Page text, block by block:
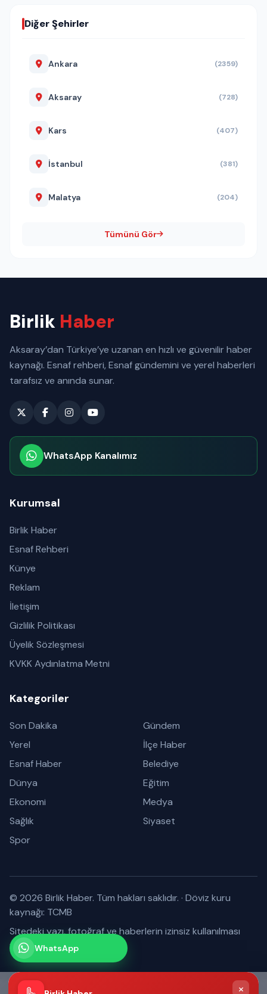
Diğer Şehirler
Ankara (2359)
Aksaray (728)
Kars (407)
İstanbul (381)
Malatya (204)
Tümünü Gör
Birlik Haber
Aksaray’dan Türkiye’ye uzanan en hızlı ve güvenilir haber
kaynağı. Esnaf rehberi, Esnaf gündemini ve yerel haberleri
tarafsız ve anında sunar.
WhatsApp Kanalımız
Kurumsal
Birlik Haber
Esnaf Rehberi
Künye
Reklam
İletişim
Gizlilik Politikası
Üyelik Sözleşmesi
KVKK Aydınlatma Metni
Kategoriler
Son Dakika
Gündem
Yerel
İlçe Haber
Esnaf Haber
Belediye
Dünya
Eğitim
Ekonomi
Medya
Sağlık
Siyaset
Spor
© 2026 Birlik Haber. Tüm hakları saklıdır. · Döviz kuru
kaynağı: TCMB
Sitedeki yazı, fotoğraf ve haberlerin izinsiz kullanılması
yasaktır.WhatsApp
Kanalımız
Abone olabilirsiniz
×